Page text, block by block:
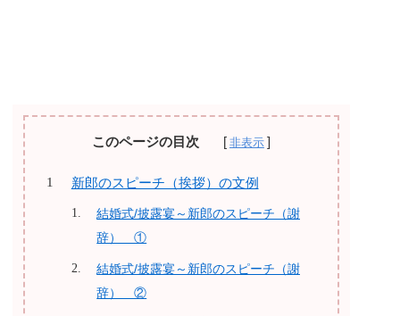
このページの目次
新郎のスピーチ（挨拶）の文例
結婚式/披露宴～新郎のスピーチ（謝
辞） ①
結婚式/披露宴～新郎のスピーチ（謝
辞） ②